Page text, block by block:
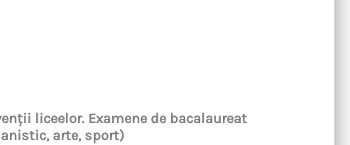
liceelor. Examene de bacalaureat
arte, sport)